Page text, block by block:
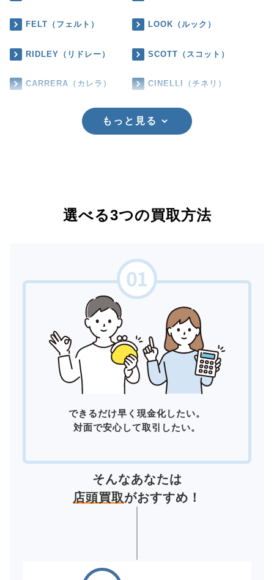
FELT（フェルト） LOOK（ルック）
RIDLEY（リドレー） SCOTT（スコット）
CARRERA（カレラ） CINELLI（チネリ）
もっと見る
選べる3つの買取方法
できるだけ早く現金化したい。
対面で安心して取引したい。
そんなあなたは
店頭買取がおすすめ！